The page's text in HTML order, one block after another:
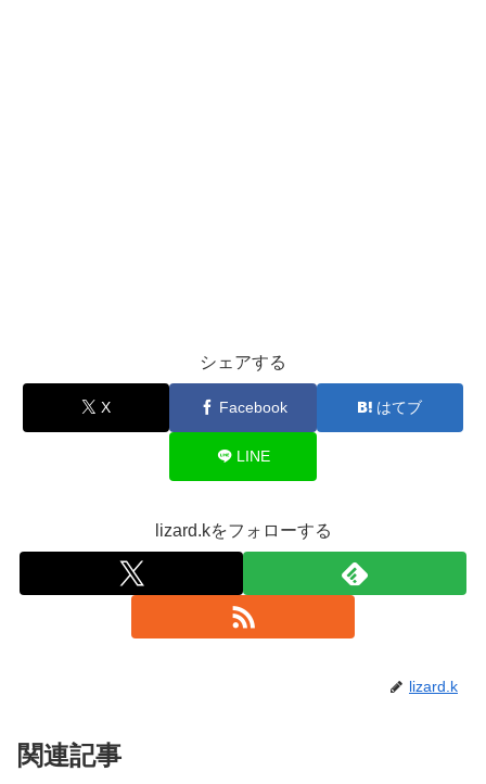
シェアする
X Facebook はてブ
LINE
lizard.kをフォローする
lizard.k
関連記事